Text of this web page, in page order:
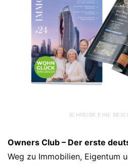
SCHREIBE EINE
Owners Club – Der erste
Weg zu Immobilien, Eigentum